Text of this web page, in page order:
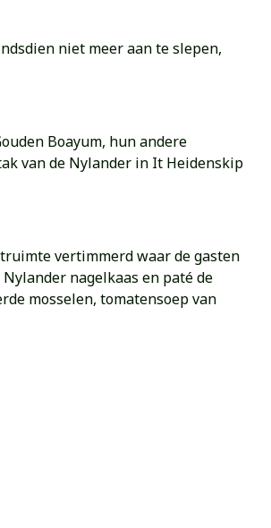
niet meer aan te slepen,
Boayum, hun andere
van de Nylander in It Heidenskip
vertimmerd waar de gasten
nagelkaas en paté de
mosselen, tomatensoep van